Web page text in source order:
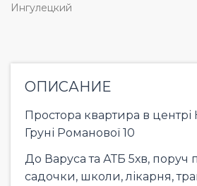
Ингулецкий
ОПИСАНИЕ
Простора квартира в центрі
Груні Романової 10
До Варуса та АТБ 5хв, поруч
садочки, школи, лікарня,